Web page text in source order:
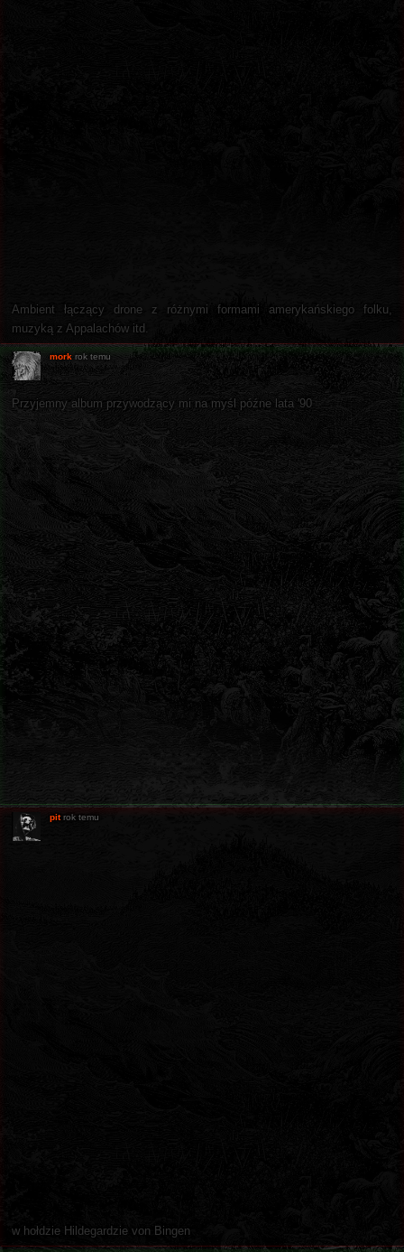
Ambient łączący drone z różnymi formami amerykańskiego folku,
muzyką z Appalachów itd.
mork rok temu
Przyjemny album przywodzący mi na myśl późne lata '90
pit rok temu
w hołdzie Hildegardzie von Bingen